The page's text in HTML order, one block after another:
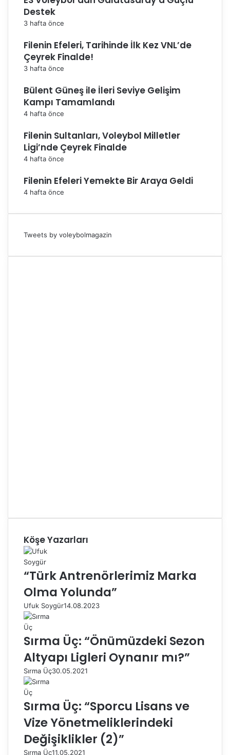
Destek
3 hafta önce
Filenin Efeleri, Tarihinde İlk Kez VNL’de
Çeyrek Finalde!
3 hafta önce
Bülent Güneş ile İleri Seviye Gelişim
Kampı Tamamlandı
4 hafta önce
Filenin Sultanları, Voleybol Milletler
Ligi’nde Çeyrek Finalde
4 hafta önce
Filenin Efeleri Yemekte Bir Araya Geldi
4 hafta önce
Tweets by voleybolmagazin
Köşe Yazarları
“Türk Antrenörlerimiz Marka
Olma Yolunda”
Ufuk Soygür14.08.2023
Sırma Üç: “Önümüzdeki Sezon
Altyapı Ligleri Oynanır mı?”
Sırma Üç30.05.2021
Sırma Üç: “Sporcu Lisans ve
Vize Yönetmeliklerindeki
Değişiklikler (2)”
Sırma Üç11.05.2021